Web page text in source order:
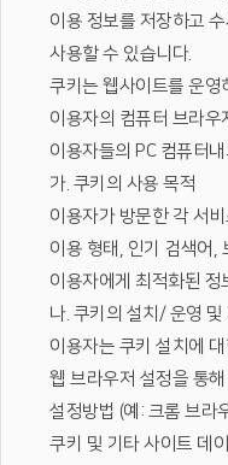
이용 정보를 저장하고
사용할 수 있습니다.
쿠키는 웹사이트를 운영
이용자의 컴퓨터 브라우
이용자들의 PC 컴퓨터
가. 쿠키의 사용 목적
이용자가 방문한 각 서
이용 형태, 인기 검색어,
이용자에게 최적화된 정
나. 쿠키의 설치/ 운영 및
이용자는 쿠키 설치에
웹 브라우저 설정을 통
설정방법 (예: 크롬 브
쿠키 및 기타 사이트 데